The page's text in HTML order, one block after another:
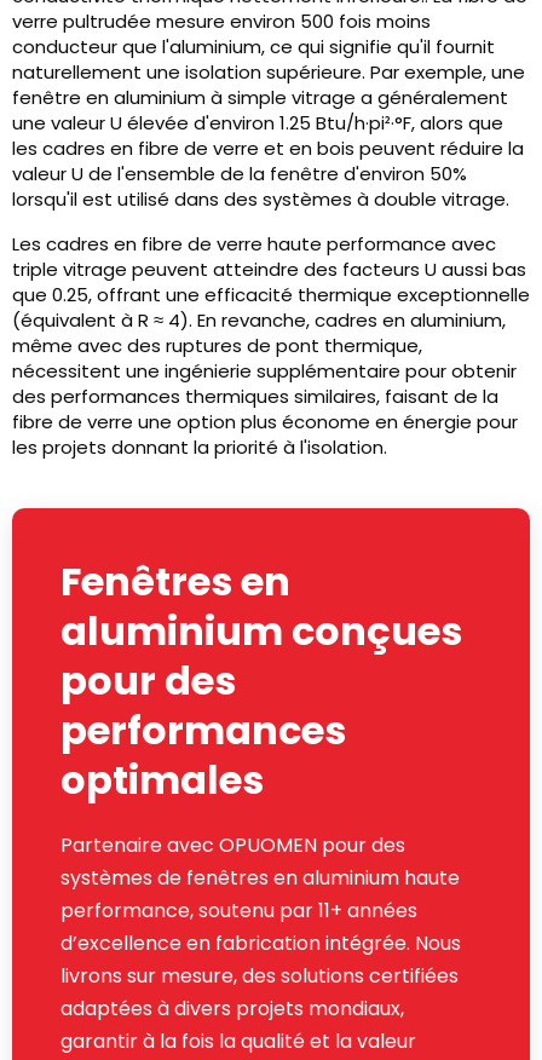
verre pultrudée mesure environ 500 fois moins
conducteur que l'aluminium, ce qui signifie qu'il fournit
naturellement une isolation supérieure. Par exemple, une
fenêtre en aluminium à simple vitrage a généralement
une valeur U élevée d'environ 1.25 Btu/h·pi²·°F, alors que
les cadres en fibre de verre et en bois peuvent réduire la
valeur U de l'ensemble de la fenêtre d'environ 50%
lorsqu'il est utilisé dans des systèmes à double vitrage.
Les cadres en fibre de verre haute performance avec
triple vitrage peuvent atteindre des facteurs U aussi bas
que 0.25, offrant une efficacité thermique exceptionnelle
(équivalent à R ≈ 4). En revanche, cadres en aluminium,
même avec des ruptures de pont thermique,
nécessitent une ingénierie supplémentaire pour obtenir
des performances thermiques similaires, faisant de la
fibre de verre une option plus économe en énergie pour
les projets donnant la priorité à l'isolation.
Fenêtres en
aluminium conçues
pour des
performances
optimales
Partenaire avec OPUOMEN pour des
systèmes de fenêtres en aluminium haute
performance, soutenu par 11+ années
d’excellence en fabrication intégrée. Nous
livrons sur mesure, des solutions certifiées
adaptées à divers projets mondiaux,
garantir à la fois la qualité et la valeur